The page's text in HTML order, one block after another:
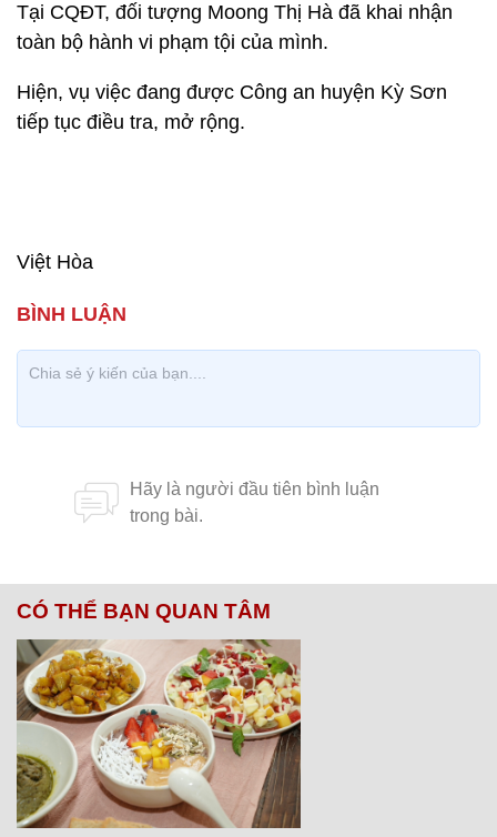
Tại CQĐT, đối tượng Moong Thị Hà đã khai nhận
toàn bộ hành vi phạm tội của mình.
Hiện, vụ việc đang được Công an huyện Kỳ Sơn
tiếp tục điều tra, mở rộng.
Việt Hòa
CÓ THỂ BẠN QUAN TÂM